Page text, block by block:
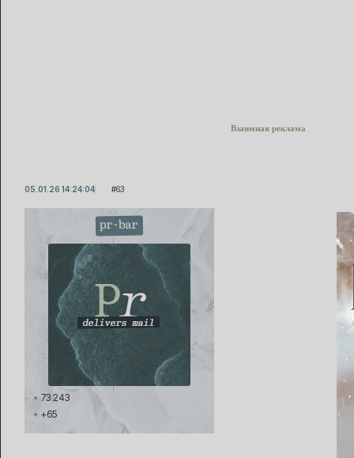
Взаимная реклама
63
05.01.26 14:24:04
pr-bar
73 243
+65